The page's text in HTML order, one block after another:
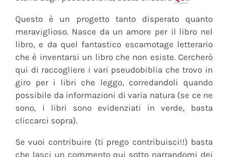
Questo è un progetto tanto disperato quanto
meraviglioso. Nasce da un amore per il libro nel
libro, e da quel fantastico escamotage letterario
che è inventarsi un libro che non esiste. Cercherò
qui di raccogliere i vari pseudobiblia che trovo in
giro per i libri che leggo, corredandoli quando
possibile da informazioni di varia natura (se ce ne
sono, i libri sono evidenziati in verde, basta
cliccarci sopra).
Se vuoi contribuire (ti prego contribuisci!!) basta
che lasci un commento qui sotto narrandomi dei